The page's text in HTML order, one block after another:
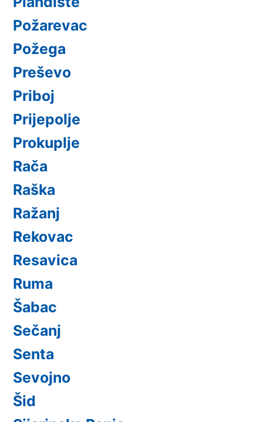
Požarevac
Požega
Preševo
Priboj
Prijepolje
Prokuplje
Rača
Raška
Ražanj
Rekovac
Resavica
Ruma
Šabac
Sečanj
Senta
Sevojno
Šid